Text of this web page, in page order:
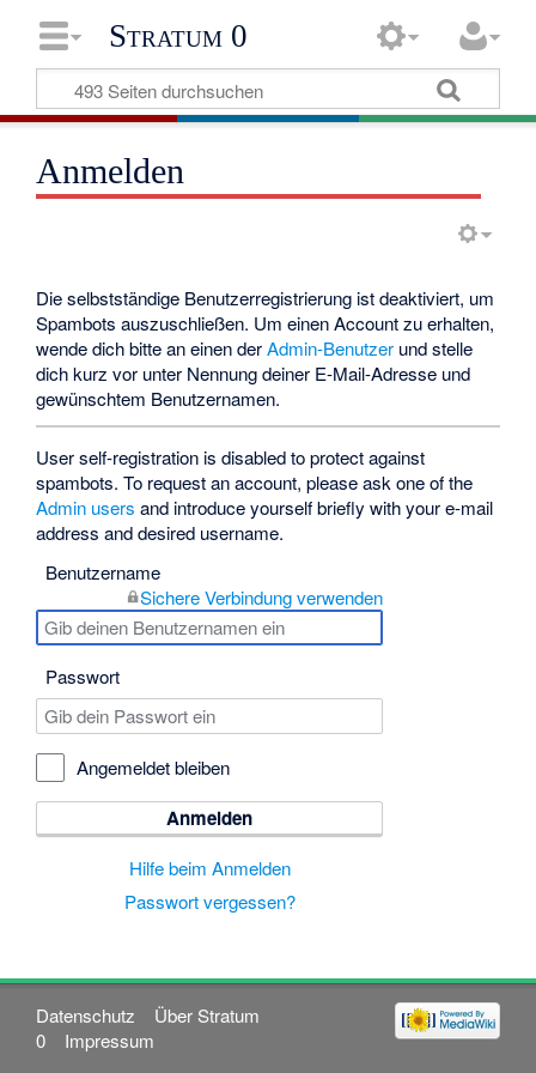
Stratum 0
Anmelden
Die selbstständige Benutzerregistrierung ist deaktiviert, um
Spambots auszuschließen. Um einen Account zu erhalten,
wende dich bitte an einen derAdmin-Benutzer und stelle
dich kurz vor unter Nennung deiner E-Mail-Adresse und
gewünschtem Benutzernamen.
User self-registration is disabled to protect against
spambots. To request an account, please ask one of the
Admin users and introduce yourself briefly with your e-mail
address and desired username.
Benutzername
Sichere Verbindung verwenden
Passwort
Angemeldet bleiben
Anmelden
Hilfe beim Anmelden
Passwort vergessen?
Datenschutz
Über Stratum
0
Impressum